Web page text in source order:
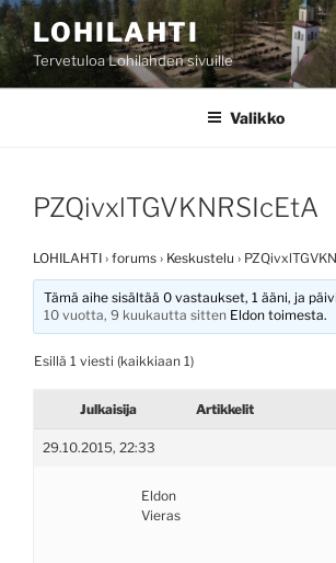
Siirry
sisältöönLOHILAHTI
Tervetuloa Lohilahden sivuille
Valikko
PZQivxlTGVKNRSIcEtA
LOHILAHTI › forums › Keskustelu ›
Tämä aihe sisältää 0 vastaukset, 1 ääni, ja
10 vuotta, 9 kuukautta sitten Eldon toimesta.
Esillä 1 viesti (kaikkiaan 1)
Julkaisija Artikkelit
29.10.2015, 22:33
Eldon
Vieras